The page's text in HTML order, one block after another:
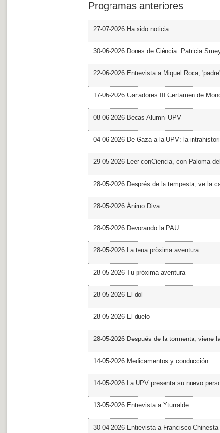
Programas anteriores
27-07-2026 Ha sido noticia
30-06-2026 Dones de Ciència: Patricia
22-06-2026 Entrevista a Miquel Roca,
17-06-2026 Ganadores III Certamen de
08-06-2026 Becas Alumni UPV
04-06-2026 De Gaza a la UPV: la
29-05-2026 Leer conCiencia, con Paloma
28-05-2026 Després de la tempesta, ve la
28-05-2026 Ánimo Diva
28-05-2026 Devorando la PAU
28-05-2026 La teua pròxima aventura
28-05-2026 Tu próxima aventura
28-05-2026 El dol
28-05-2026 El duelo
28-05-2026 Después de la tormenta, viene
14-05-2026 Medicamentos y conducción
14-05-2026 La UPV presenta su nuevo
13-05-2026 Entrevista a Yturralde
30-04-2026 Entrevista a Francisco Chinesta